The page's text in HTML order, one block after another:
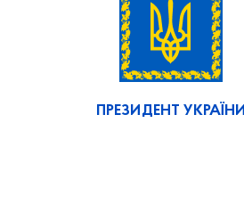
ПРЕЗИДЕНТ УКРАЇНИ